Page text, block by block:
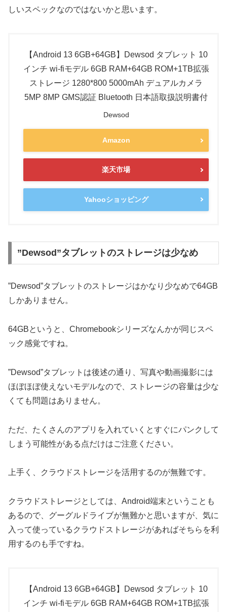
しいスペックなのではないかと思います。
【Android 13 6GB+64GB】Dewsod タブレット 10
インチ wi-fiモデル 6GB RAM+64GB ROM+1TB拡張
ストレージ 1280*800 5000mAh デュアルカメラ
5MP 8MP GMS認証 Bluetooth 日本語取扱説明書付
Dewsod
Amazon
楽天市場
Yahooショッピング
”Dewsod”タブレットのストレージは少なめ
”Dewsod”タブレットのストレージはかなり少なめで64GB
しかありません。
64GBというと、Chromebookシリーズなんかが同じスペ
ック感覚ですね。
”Dewsod”タブレットは後述の通り、写真や動画撮影には
ほぼほぼ使えないモデルなので、ストレージの容量は少な
くても問題はありません。
ただ、たくさんのアプリを入れていくとすぐにパンクして
しまう可能性がある点だけはご注意ください。
上手く、クラウドストレージを活用するのが無難です。
クラウドストレージとしては、Android端末ということも
あるので、グーグルドライブが無難かと思いますが、気に
入って使っているクラウドストレージがあればそちらを利
用するのも手ですね。
【Android 13 6GB+64GB】Dewsod タブレット 10
インチ wi-fiモデル 6GB RAM+64GB ROM+1TB拡張